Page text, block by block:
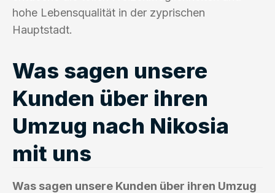
hohe Lebensqualität in der zyprischen
Hauptstadt.
Was sagen unsere
Kunden über ihren
Umzug nach Nikosia
mit uns
Was sagen unsere Kunden über ihren Umzug